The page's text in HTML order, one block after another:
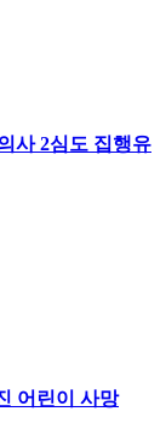
사 2심도 집행유
어린이 사망